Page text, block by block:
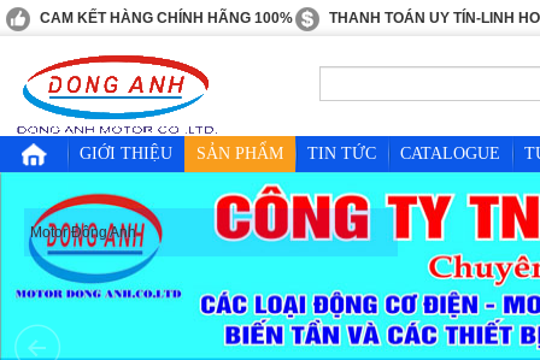
CAM KẾT HÀNG CHÍNH HÃNG 100% THANH TOÁN UY TÍN-LINH
GIỚI THIỆU SẢN PHẨM TIN TỨC CATALOGUE
Motor Đông Anh